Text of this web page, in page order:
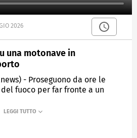
2026
una motonave in
- Proseguono da ore le
fuoco per far fronte a un
29 e 30 nel porto di